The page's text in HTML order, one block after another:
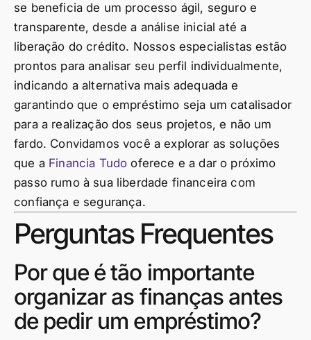
se beneficia de um processo ágil, seguro e
transparente, desde a análise inicial até a
liberação do crédito. Nossos especialistas estão
prontos para analisar seu perfil individualmente,
indicando a alternativa mais adequada e
garantindo que o empréstimo seja um catalisador
para a realização dos seus projetos, e não um
fardo. Convidamos você a explorar as soluções
que a Financia Tudo oferece e a dar o próximo
passo rumo à sua liberdade financeira com
confiança e segurança.
Perguntas Frequentes
Por que é tão importante
organizar as finanças antes
de pedir um empréstimo?